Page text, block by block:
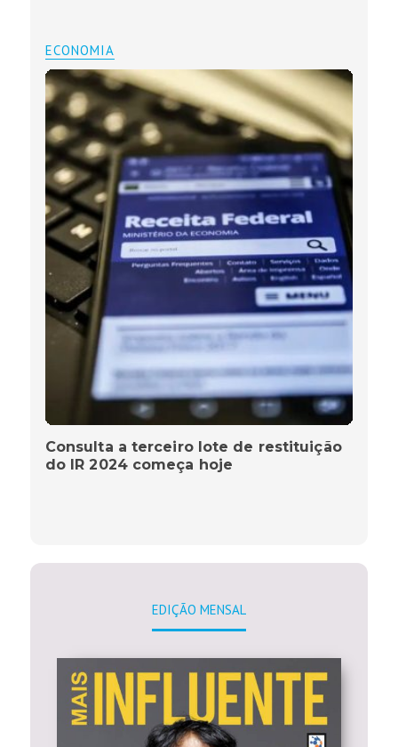
ECONOMIA
Consulta a terceiro lote de restituição
do IR 2024 começa hoje
EDIÇÃO MENSAL